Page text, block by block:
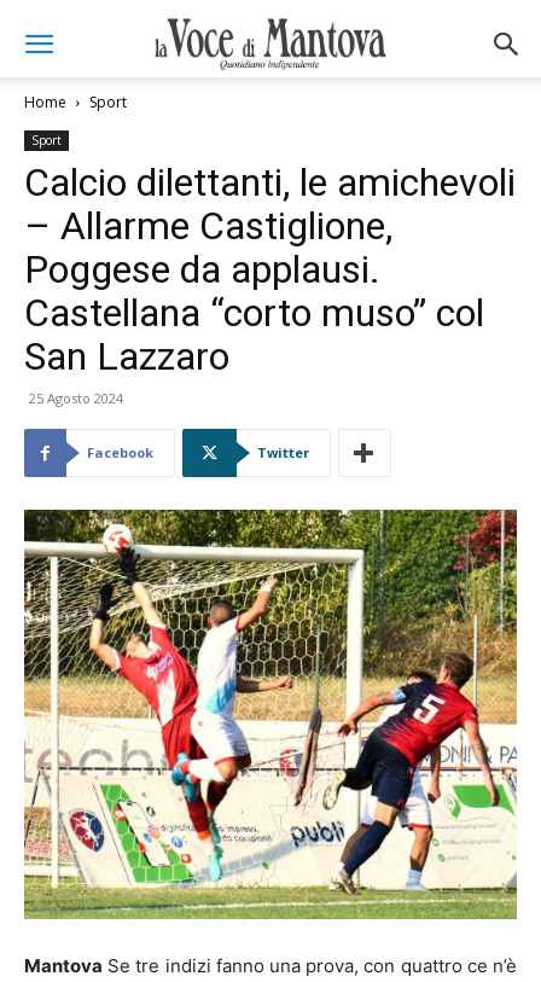
Home Sport
Sport
Calcio dilettanti, le amichevoli
– Allarme Castiglione,
Poggese da applausi.
Castellana “corto muso” col
San Lazzaro
25 Agosto 2024
Facebook Twitter
Mantova Se tre indizi fanno una prova, con quattro ce n’è